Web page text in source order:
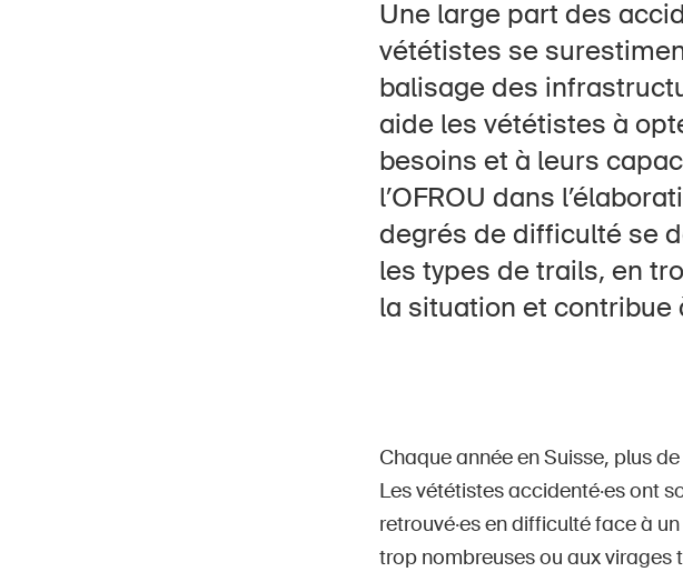
Page d'accueil
Une large part des
vététistes se
balisage des
aide les vététistes à
besoins et à leurs
l’OFROU dans
degrés de difficulté se
les types de trails, en
la situation et contribue
Chaque année en Suisse, plus
Les vététistes accidenté·es ont
retrouvé·es en difficulté face à
trop nombreuses ou aux virages